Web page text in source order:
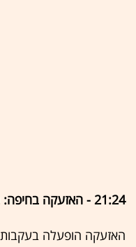
21:24 - האזעקה בחיפה: בעקבות זיהוי שווא
האזעקה הופעלה